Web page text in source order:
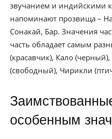
звучанием и индийскими
напоминают прозвища –
Сонакай, Бар. Значения
часть обладает самым
(красавчик), Кало
(свободный), Чирикли
особенным